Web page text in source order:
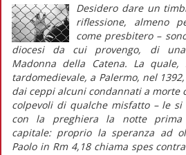
Desidero dare un
riflessione, almeno
come presbitero –
diocesi da cui provengo, di
Madonna della Catena. La quale,
tardomedievale, a Palermo, nel
dai ceppi alcuni condannati a morte
colpevoli di qualche misfatto – le
con la preghiera la notte prima
capitale: proprio la speranza ad
Paolo in Rm 4,18 chiama spes